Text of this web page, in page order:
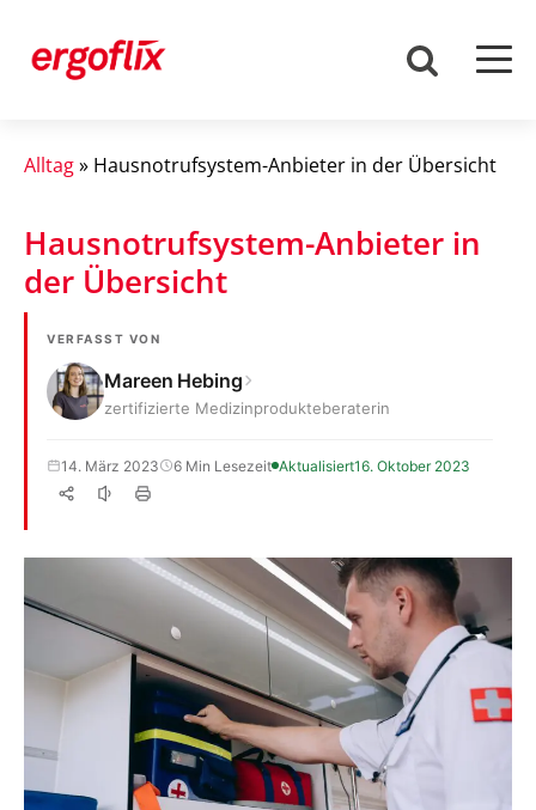
Alltag» Hausnotrufsystem-Anbieter in der Übersicht
Hausnotrufsystem-Anbieter in
der Übersicht
VERFASST VON
Mareen Hebing
zertifizierte Medizinprodukteberaterin
14. März 2023 6 Min Lesezeit Aktualisiert16. Oktober 2023